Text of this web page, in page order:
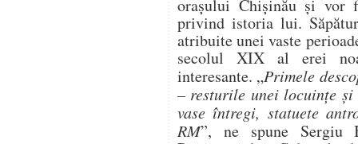
oraşului Chişinău şi vor
privind istoria lui.
atribuite unei vaste
secolul XIX al erei
interesante. „Primele
– resturile unei locuințe și
vase întregi, statuete
RM”, ne spune Sergiu